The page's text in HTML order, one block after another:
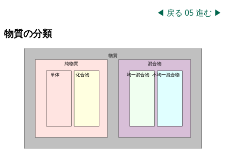
◀ 戻る 05進む ▶
物質の分類
物質
純物質
単体
化合物
混合物
均一混合物 不均一混合物